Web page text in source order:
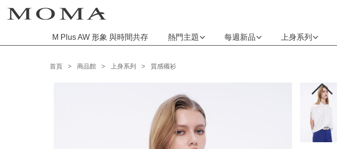
M Plus AW 形象 與時間共存 熱門主題 每週新品 上身系列
首頁 商品館 上身系列 質感襯衫